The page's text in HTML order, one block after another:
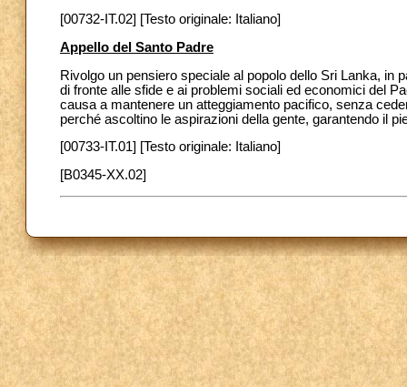
[00732-IT.02] [Testo originale: Italiano]
Appello del Santo Padre
Rivolgo un pensiero speciale al popolo dello Sri Lanka, in
di fronte alle sfide e ai problemi sociali ed economici del
causa a mantenere un atteggiamento pacifico, senza
perché ascoltino le aspirazioni della gente, garantendo il
[00733-IT.01] [Testo originale: Italiano]
[B0345-XX.02]